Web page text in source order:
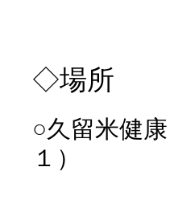
◇場所
○久留米健
１）